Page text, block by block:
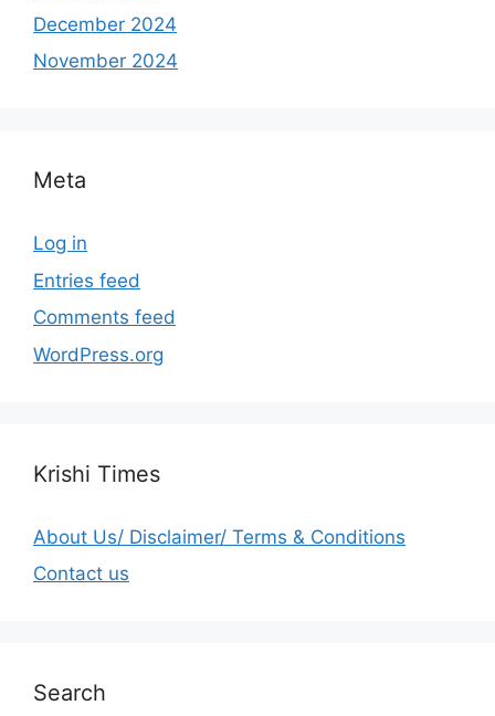
December 2024
November 2024
Meta
Log in
Entries feed
Comments feed
WordPress.org
Krishi Times
About Us/ Disclaimer/ Terms & Conditions
Contact us
Search